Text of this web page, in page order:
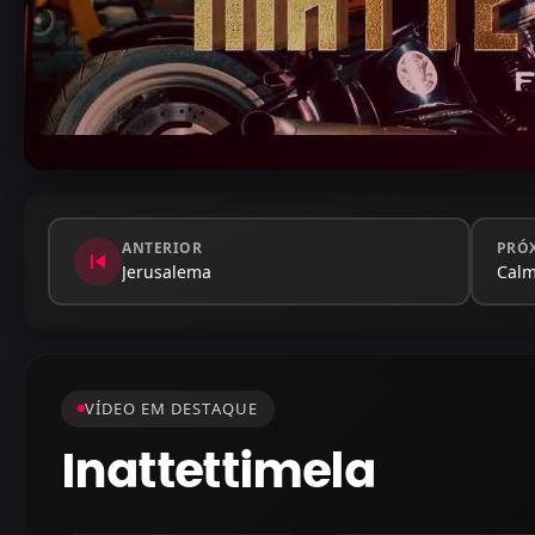
skip_previous ANTERIOR
Jerusalema
VÍDEO EM DESTAQUE
Inattettimela